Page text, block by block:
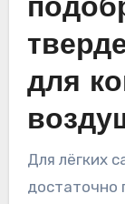
для
Для лёгких
достаточно